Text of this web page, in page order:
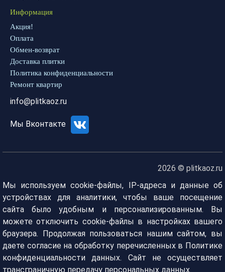
Информация
Акция!
Оплата
Обмен-возврат
Доставка плитки
Политика конфиденциальности
Ремонт квартир
info@plitkaoz.ru
Мы Вконтакте
2026 © plitkaoz.ru
Мы используем cookie-файлы, IP-адреса и данные об
устройствах для аналитики, чтобы ваше посещение
сайта было удобным и персонализированным. Вы
можете отключить cookie-файлы в настройках вашего
браузера. Продолжая пользоваться нашим сайтом, вы
даете согласие на обработку перечисленных в Политике
конфиденциальности данных. Сайт не осуществляет
трансграничную передачу персональных данных.